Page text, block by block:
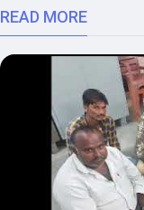
READ MORE